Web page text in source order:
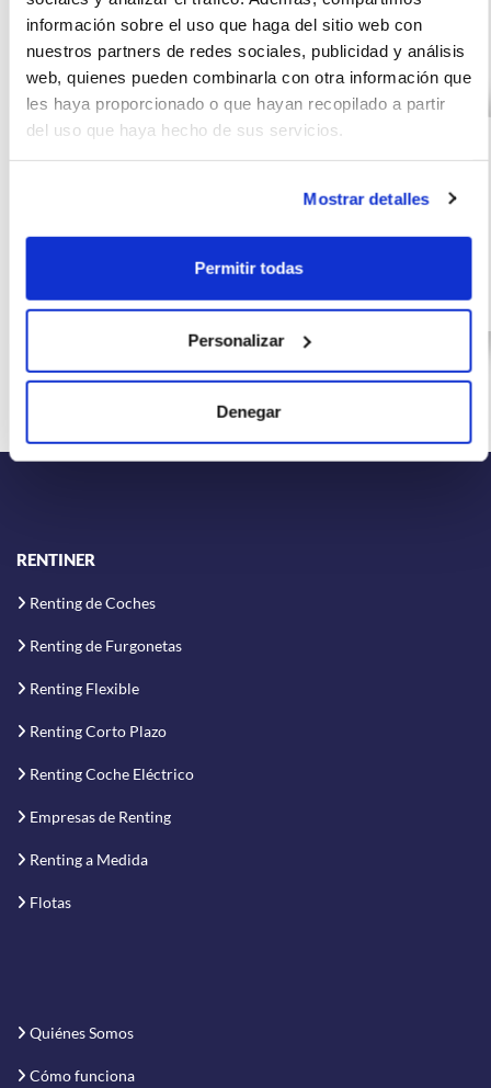
información sobre el uso que haga del sitio web con
nuestros partners de redes sociales, publicidad y análisis
web, quienes pueden combinarla con otra información que
les haya proporcionado o que hayan recopilado a partir
del uso que haya hecho de sus servicios.
Mostrar detalles
Permitir todas
Personalizar
Denegar
HIGHLANDER
TOYOTA
HIGHLANDER 2.5
615
€/mes
(IVA
incluido)
km
0
CV
Gasolina
RENTINER
Renting de Coches
Renting de Furgonetas
Renting Flexible
Renting Corto Plazo
Renting Coche Eléctrico
Empresas de Renting
Renting a Medida
Flotas
Quiénes Somos
Cómo funciona